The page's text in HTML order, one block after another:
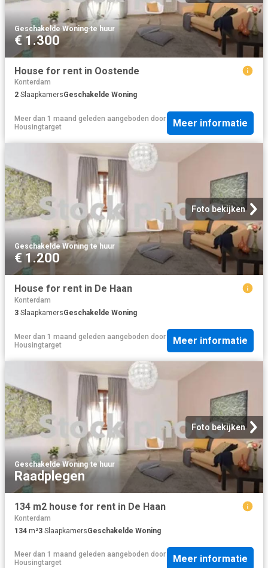
Geschakelde Woning·te huur
€ 1.300
House for rent in Oostende
Konterdam
2 SlaapkamersGeschakelde Woning
Meer dan 1 maand geleden aangeboden door
Housingtarget
Meer informatie
Foto bekijken
Geschakelde Woning·te huur
€ 1.200
House for rent in De Haan
Konterdam
3 SlaapkamersGeschakelde Woning
Meer dan 1 maand geleden aangeboden door
Housingtarget
Meer informatie
Foto bekijken
Geschakelde Woning·te huur
Raadplegen
134 m2 house for rent in De Haan
Konterdam
134 m²3 SlaapkamersGeschakelde Woning
Meer dan 1 maand geleden aangeboden door
Housingtarget
Meer informatie